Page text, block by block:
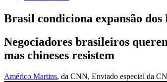
Brasil condiciona expansão
Negociadores brasileiros
mas chineses resistem
Américo Martins, da CNN, Enviado especial da